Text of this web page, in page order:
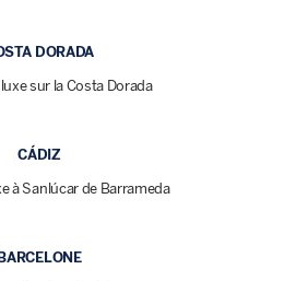
DORADA
sur la Costa Dorada
CÁDIZ
à Sanlúcar de Barrameda